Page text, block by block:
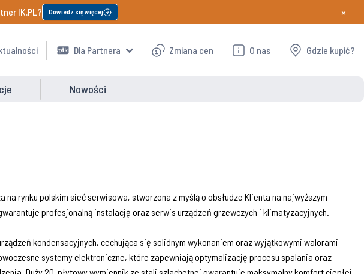
IK.PL? Dowiedz się więcej ×
Dla Partnera Zmiana cen O nas Gdzie kupić?
Nowości
na rynku polskim sieć serwisowa, stworzona z myślą o obsłudze Klienta na najwyższym
profesjonalną instalację oraz serwis urządzeń grzewczych i klimatyzacyjnych.
kondensacyjnych, cechująca się solidnym wykonaniem oraz wyjątkowymi walorami
systemy elektroniczne, które zapewniają optymalizację procesu spalania oraz